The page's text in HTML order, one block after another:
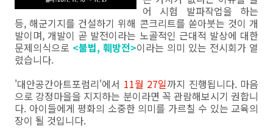
어 시험 발파작업을 하는
등, 해군기지를 건설하기 위해 콘크리트를 쏟아붓는 것이 개
발이며, 개발이 곧 발전이라는 노골적인 근대적 발상에 대한
문제의식으로 <불법, 훼방전>이라는 의미 있는 전시회가 열
렸습니다.
'대안공간아트포럼리'에서 11월 27일까지 진행됩니다. 마음
으로 강정마을을 지지하는 분이라면 꼭 관람해보시기 권합니
다. 아이들에게 평화의 소중한 의미를 가르칠 수 있는 교육의
장이 될 것입니다.